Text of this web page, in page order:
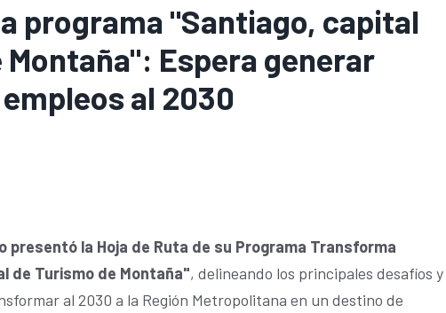
programa "Santiago, capital
Montaña": Espera generar
al 2030
presentó la Hoja de Ruta de su Programa Transforma
de Turismo de Montaña", delineando los principales desafíos y
al 2030 a la Región Metropolitana en un destino de